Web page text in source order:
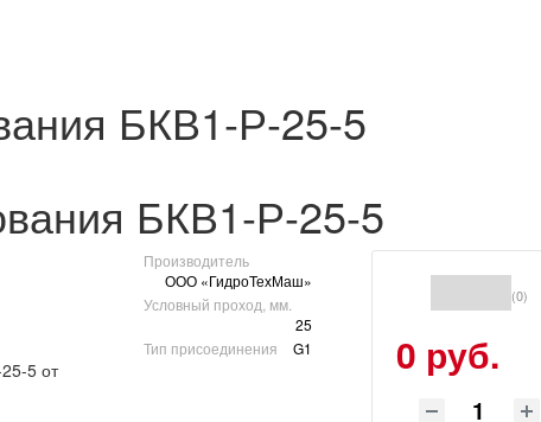
БКВ1-Р-25-5
БКВ1-Р-25-5
Производитель
ООО «ГидроТехМаш»
Условный проход, мм.
25
Тип присоединения
G1
(0)
0 руб.